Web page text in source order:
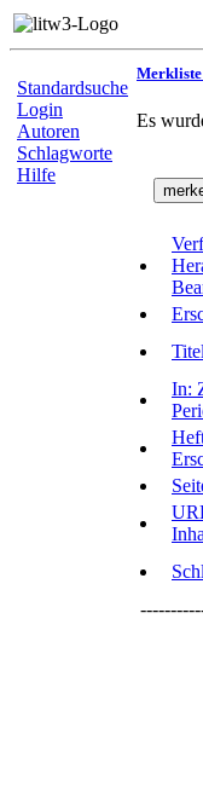
Standardsuche
Login
Autoren
Schlagworte
Hilfe
Merkliste
Es
In: